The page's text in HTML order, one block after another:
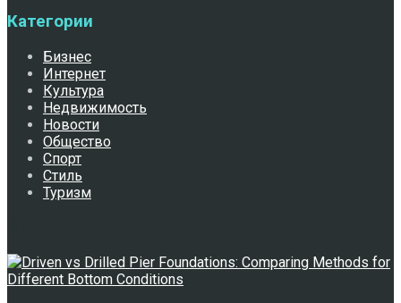
Категории
Бизнес
Интернет
Культура
Недвижимость
Новости
Общество
Спорт
Стиль
Туризм